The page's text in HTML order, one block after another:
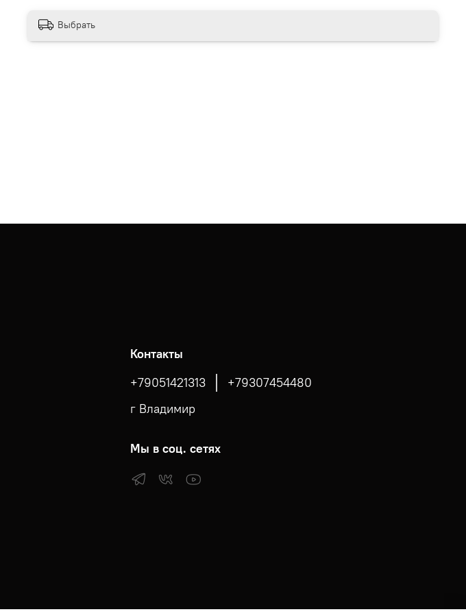
Выбрать
Контакты
+79051421313
+79307454480
г Владимир
Мы в соц. сетях